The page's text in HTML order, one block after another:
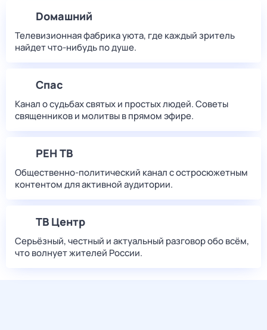
Dомашний
Телевизионная фабрика уюта, где каждый зритель
найдет что‑нибудь по душе.
Спас
Канал о судьбах святых и простых людей. Советы
священников и молитвы в прямом эфире.
РЕН ТВ
Общественно-политический канал с остросюжетным
контентом для активной аудитории.
ТВ Центр
Серьёзный, честный и актуальный разговор обо всём,
что волнует жителей России.